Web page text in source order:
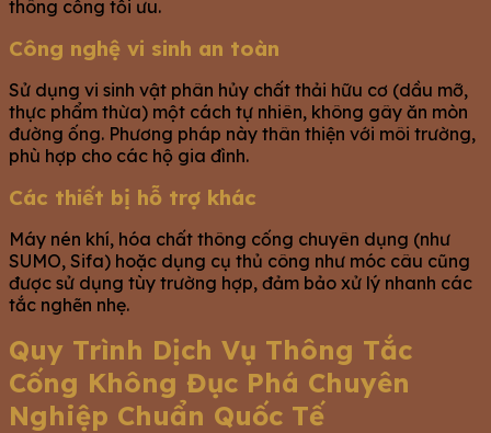
thông cống tối ưu.
Công nghệ vi sinh an toàn
Sử dụng vi sinh vật phân hủy chất thải hữu cơ (dầu mỡ,
thực phẩm thừa) một cách tự nhiên, không gây ăn mòn
đường ống. Phương pháp này thân thiện với môi trường,
phù hợp cho các hộ gia đình.
Các thiết bị hỗ trợ khác
Máy nén khí, hóa chất thông cống chuyên dụng (như
SUMO, Sifa) hoặc dụng cụ thủ công như móc câu cũng
được sử dụng tùy trường hợp, đảm bảo xử lý nhanh các
tắc nghẽn nhẹ.
Quy Trình Dịch Vụ Thông Tắc
Cống Không Đục Phá Chuyên
Nghiệp Chuẩn Quốc Tế